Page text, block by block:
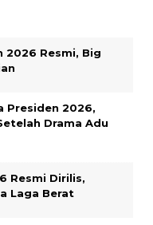
2026 Resmi, Big
Presiden 2026,
Drama Adu
Resmi Dirilis,
Laga Berat